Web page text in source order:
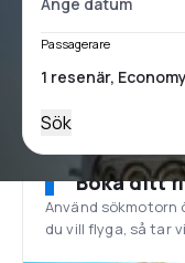
Passagerare
Sök
Boka ditt
Använd sökmotorn
du vill flyga, så tar